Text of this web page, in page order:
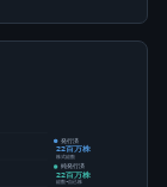
発行済
22百万株
株式総数
純発行済
22百万株
総数-自己株